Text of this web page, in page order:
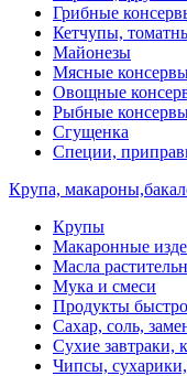
Грибные
Кетчупы,
Майонезы
Мясные
Овощные
Рыбные
Сгущенка
Специи,
Крупа,
Крупы
Макаронные
Масла
Мука и смеси
Продукты
Сахар, соль,
Сухие завтраки,
Чипсы,